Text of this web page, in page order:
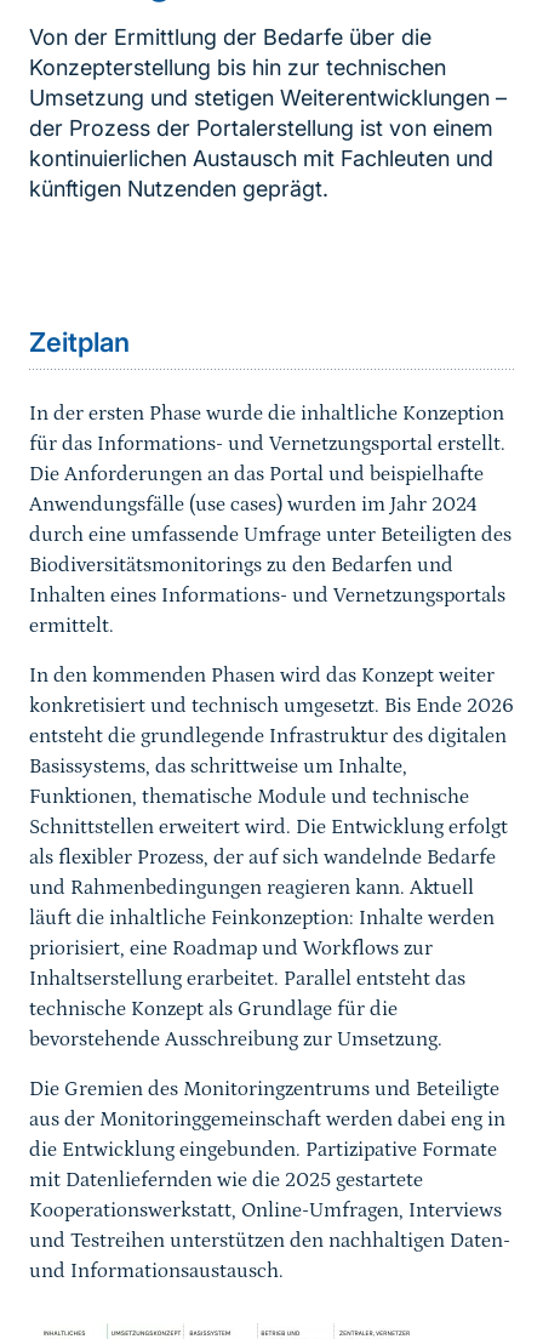
Von der Ermittlung der Bedarfe über die
Konzepterstellung bis hin zur technischen
Umsetzung und stetigen Weiterentwicklungen –
der Prozess der Portalerstellung ist von einem
kontinuierlichen Austausch mit Fachleuten und
künftigen Nutzenden geprägt.
Zeitplan
In der ersten Phase wurde die inhaltliche Konzeption
für das Informations- und Vernetzungsportal erstellt.
Die Anforderungen an das Portal und beispielhafte
Anwendungsfälle (use cases) wurden im Jahr 2024
durch eine umfassende Umfrage unter Beteiligten des
Biodiversitätsmonitorings zu den Bedarfen und
Inhalten eines Informations- und Vernetzungsportals
ermittelt.
In den kommenden Phasen wird das Konzept weiter
konkretisiert und technisch umgesetzt. Bis Ende 2026
entsteht die grundlegende Infrastruktur des digitalen
Basissystems, das schrittweise um Inhalte,
Funktionen, thematische Module und technische
Schnittstellen erweitert wird. Die Entwicklung erfolgt
als flexibler Prozess, der auf sich wandelnde Bedarfe
und Rahmenbedingungen reagieren kann. Aktuell
läuft die inhaltliche Feinkonzeption: Inhalte werden
priorisiert, eine Roadmap und Workflows zur
Inhaltserstellung erarbeitet. Parallel entsteht das
technische Konzept als Grundlage für die
bevorstehende Ausschreibung zur Umsetzung.
Die Gremien des Monitoringzentrums und Beteiligte
aus der Monitoringgemeinschaft werden dabei eng in
die Entwicklung eingebunden. Partizipative Formate
mit Datenliefernden wie die 2025 gestartete
Kooperationswerkstatt, Online-Umfragen, Interviews
und Testreihen unterstützen den nachhaltigen Daten-
und Informationsaustausch.